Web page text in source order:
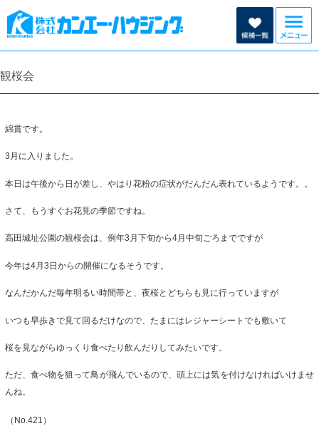
観桜会
綿貫です。
3月に入りました。
本日は午後から日が差し、やはり花粉の症状がだんだん表れているようです。。
さて、もうすぐお花見の季節ですね。
高田城址公園の観桜会は、例年3月下旬から4月中旬ごろまでですが
今年は4月3日からの開催になるそうです。
なんだかんだ毎年明るい時間帯と、夜桜とどちらも見に行っていますが
いつも早歩きで見て回るだけなので、たまにはレジャーシートでも敷いて
桜を見ながらゆっくり食べたり飲んだりしてみたいです。
ただ、食べ物を狙って鳥が飛んでいるので、頭上には気を付けなければいけませ
んね。
（No.421 ）